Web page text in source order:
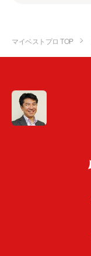
マイベストプロ TOP